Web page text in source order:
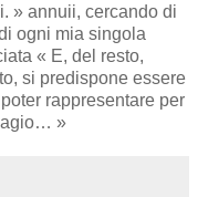
» annuii, cercando di
ogni mia singola
« E, del resto,
si predispone essere
rappresentare per
»